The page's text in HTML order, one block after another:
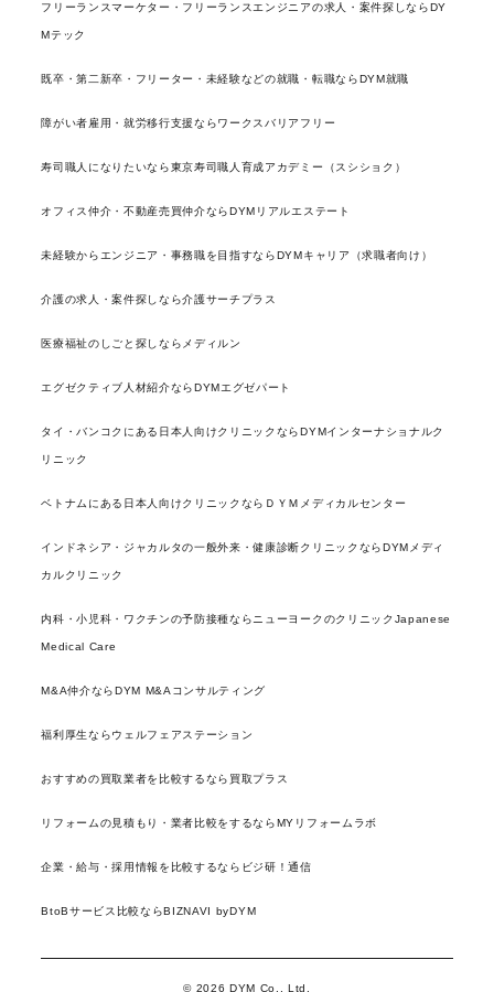
フリーランスマーケター・フリーランスエンジニアの求人・案件探しならDY
Mテック
既卒・第二新卒・フリーター・未経験などの就職・転職ならDYM就職
障がい者雇用・就労移行支援ならワークスバリアフリー
寿司職人になりたいなら東京寿司職人育成アカデミー（スシショク）
オフィス仲介・不動産売買仲介ならDYMリアルエステート
未経験からエンジニア・事務職を目指すならDYMキャリア（求職者向け）
介護の求人・案件探しなら介護サーチプラス
医療福祉のしごと探しならメディルン
エグゼクティブ人材紹介ならDYMエグゼパート
タイ・バンコクにある日本人向けクリニックならDYMインターナショナルク
リニック
ベトナムにある日本人向けクリニックならＤＹＭメディカルセンター
インドネシア・ジャカルタの一般外来・健康診断クリニックならDYMメディ
カルクリニック
内科・小児科・ワクチンの予防接種ならニューヨークのクリニックJapanese
Medical Care
M&A仲介ならDYM M&Aコンサルティング
福利厚生ならウェルフェアステーション
おすすめの買取業者を比較するなら買取プラス
リフォームの見積もり・業者比較をするならMYリフォームラボ
企業・給与・採用情報を比較するならビジ研！通信
BtoBサービス比較ならBIZNAVI byDYM
© 2026 DYM Co., Ltd.